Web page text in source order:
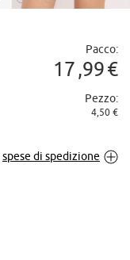
Pacco:
17 99€
Pezzo:
4,50 €
spese di spedizione